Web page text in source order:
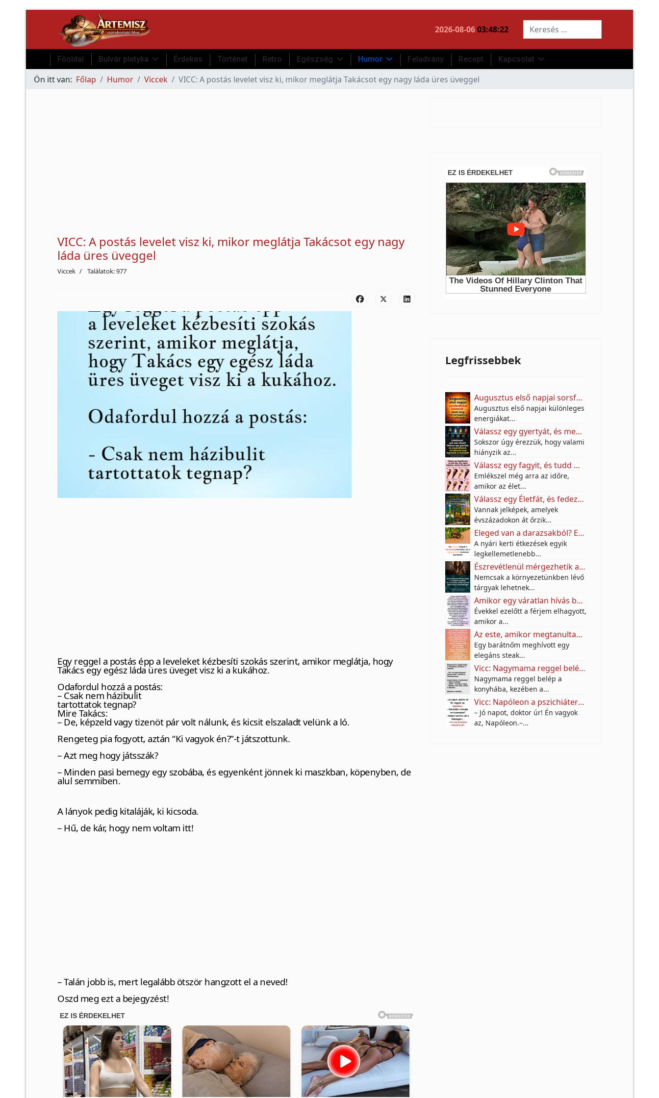
2026-08-0603:48:23 Keresés...
Főoldal Bulvár pletyka Érdekes Történet Retro Egészség Humor Feladvány Recept Kapcsolat
Ön itt van: Főlap Humor Viccek VICC: A postás levelet visz ki, mikor meglátja Takácsot egy nagy láda üres üveggel
VICC: A postás levelet visz ki, mikor meglátja Takácsot egy nagy
láda üres üveggel
Viccek Találatok: 977
Egy reggel a postás épp a leveleket kézbesíti szokás szerint, amikor meglátja, hogy
Takács egy egész láda üres üveget visz ki a kukához.
Odafordul hozzá a postás:
– Csak nem házibulit
tartottatok tegnap?
Mire Takács:
– De, képzeld vagy tizenöt pár volt nálunk, és kicsit elszaladt velünk a ló.
Rengeteg pia fogyott, aztán “Ki vagyok én?”-t játszottunk.
– Azt meg hogy játsszák?
– Minden pasi bemegy egy szobába, és egyenként jönnek ki maszkban, köpenyben, de
alul semmiben.
A lányok pedig kitaláják, ki kicsoda.
– Hű, de kár, hogy nem voltam itt!
– Talán jobb is, mert legalább ötször hangzott el a neved!
Oszd meg ezt a bejegyzést!
Legfrissebbek
Augusztus első napjai sorsfordítóak lehetnek – nézd meg, mit tartogatnak a csillagok!
Augusztus első napjai különleges
energiákat...
Válassz egy gyertyát, és megtudhatod: mi hiányzik most leginkább az életedből
Sokszor úgy érezzük, hogy valami
hiányzik az...
Válassz egy fagyit, és tudd meg, mire vágyik valójában a benned élő gyermek!
Emlékszel még arra az időre,
amikor az élet...
Válassz egy Életfát, és fedezd fel, milyen különleges örökséget hagytak rád az őseid
Vannak jelképek, amelyek
évszázadokon át őrzik...
Eleged van a darazsakból? Ezt az egyszerű konyhai trükköt sokan használják a teraszon – vegyszerek nélkül
A nyári kerti étkezések egyik
legkellemetlenebb...
Észrevétlenül mérgezhetik a mindennapjaidat: Ez a 3 szokás sokak szerint távol tartja a boldogságot
Nemcsak a környezetünkben lévő
tárgyak lehetnek...
Amikor egy váratlan hívás békét hozott
Évekkel ezelőtt a férjem elhagyott,
amikor a...
Az este, amikor megtanultam a határok és a barátság értékét
Egy barátnőm meghívott egy
elegáns steak...
Vicc: Nagymama reggel belép a konyhába, kezében a sodrófa.
Nagymama reggel belép a
konyhába, kezében a...
Vicc: Napóleon a pszichiáternél
– Jó napot, doktor úr! Én vagyok
az, Napóleon.–...